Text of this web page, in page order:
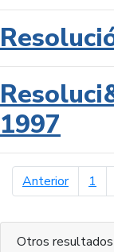
1997
Anteriorpágina
1
Otros